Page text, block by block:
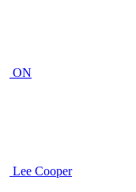
ON
Lee Cooper